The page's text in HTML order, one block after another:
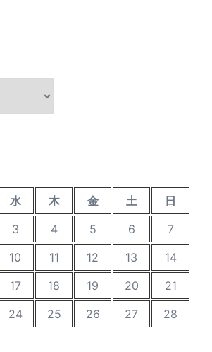
水 木 金 土
日
3 4 5 6
7
10 11 12 13
14
17 18 19 20
21
24 25 26 27
28